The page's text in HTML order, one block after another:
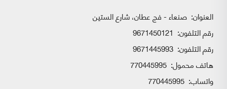
العنوان: صنعاء - فج عطان، شارع الستين
رقم التلفون: 9671450121
رقم التلفون: 9671445993
هاتف محمول: 770445995
واتساب: